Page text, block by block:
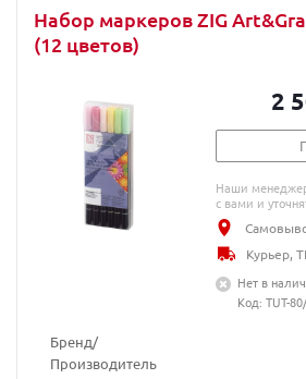
Набор маркеров ZIG
(12 цветов)
Бренд/
Производитель
2
Наши
с вами и
Курьер,
Нет в
Код: TUT-